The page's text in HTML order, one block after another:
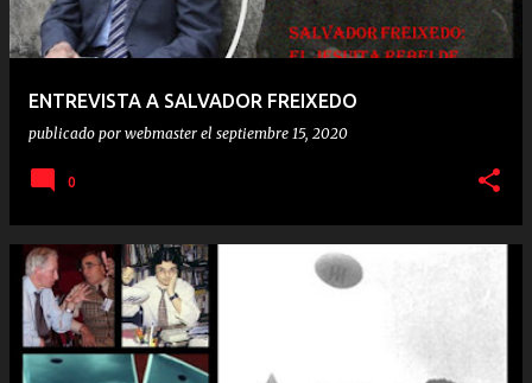
ENTREVISTA A SALVADOR FREIXEDO
publicado por webmaster el septiembre 15, 2020
0